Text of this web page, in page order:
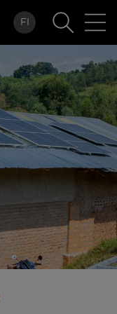
FI